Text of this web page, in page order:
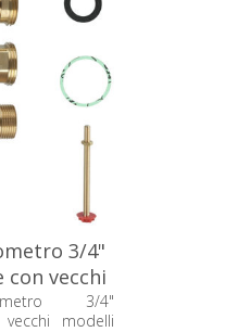
3/4"
vecchi
Grohe3/4"
modelli